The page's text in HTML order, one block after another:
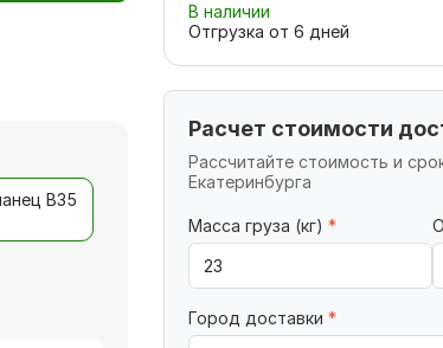
В35
В наличии
Отгрузка от 6 дней
Расчет стоимости
Рассчитайте стоимость и
Екатеринбурга
Масса груза (кг) *
Город доставки *